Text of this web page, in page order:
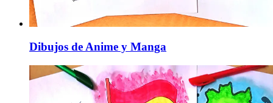
Dibujos de Anime y Manga